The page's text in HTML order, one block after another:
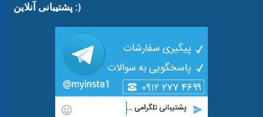
پشتیبانی آنلاین :)